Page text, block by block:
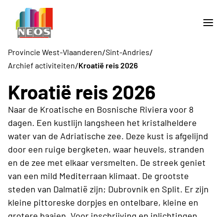
Provincie West-Vlaanderen/Sint-Andries/
Archief activiteiten/Kroatië reis 2026
Kroatië reis 2026
Naar de Kroatische en Bosnische Riviera voor 8
dagen. Een kustlijn langsheen het kristalheldere
water van de Adriatische zee. Deze kust is afgelijnd
door een ruige bergketen, waar heuvels, stranden
en de zee met elkaar versmelten. De streek geniet
van een mild Mediterraan klimaat. De grootste
steden van Dalmatië zijn; Dubrovnik en Split. Er zijn
kleine pittoreske dorpjes en ontelbare, kleine en